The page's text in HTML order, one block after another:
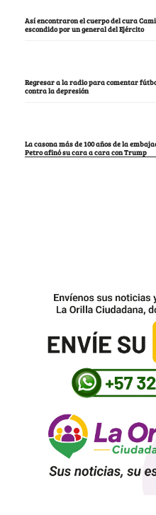
Así encontraron el cuerpo del cura
escondido por un general del Ejército
Regresar a la radio para comentar
contra la depresión
La casona más de 100 años de la
Petro afinó su cara a cara con Trump